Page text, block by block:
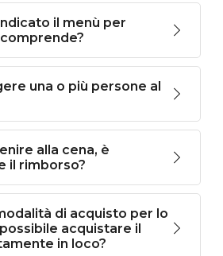
il menù per
una o più persone al
alla cena, è
il rimborso?
di acquisto per lo
acquistare il
in loco?